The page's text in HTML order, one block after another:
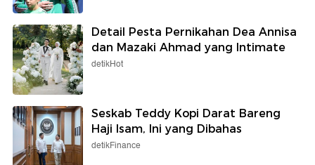
Detail Pesta Pernikahan Dea Annisa
dan Mazaki Ahmad yang Intimate
detikHot
Seskab Teddy Kopi Darat Bareng
Haji Isam, Ini yang Dibahas
detikFinance